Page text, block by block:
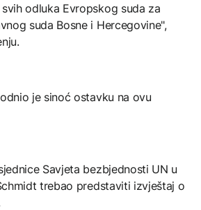
odluka Evropskog suda za
suda Bosne i Hercegovine",
je sinoć ostavku na ovu
Savjeta bezbjednosti UN u
trebao predstaviti izvještaj o